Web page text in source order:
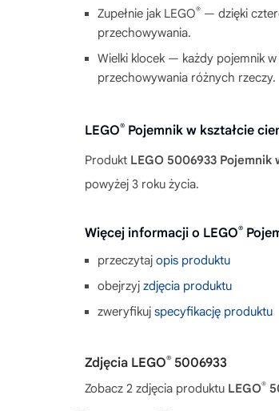
Zupełnie jak LEGO® — dzięki
przechowywania.
Wielki klocek — każdy pojemnik
przechowywania różnych rzeczy.
LEGO® Pojemnik w kształcie
Produkt LEGO 5006933
powyżej 3 roku życia.
Więcej informacji o LEGO®
przeczytaj opis produktu
obejrzyj zdjęcia produktu
zweryfikuj specyfikację produktu
Zdjęcia LEGO® 5006933
Zobacz 2 zdjęcia produktu LEGO®